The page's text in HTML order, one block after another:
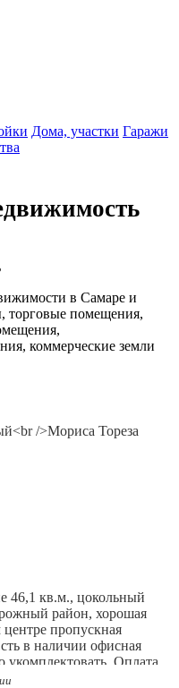
Дома, участки Гаражи
в Самаре и
торговые помещения,
коммерческие земли
46,1 кв.м., цокольный
район, хорошая
пропускная
в наличии офисная
Оплата
показ.